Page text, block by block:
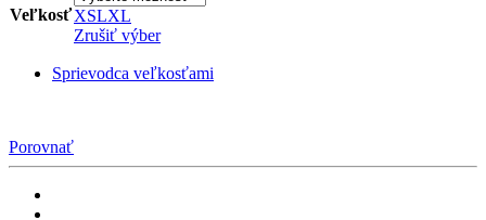
VeľkosťXSLXL
Zrušiť výber
Sprievodca veľkosťami
Porovnať